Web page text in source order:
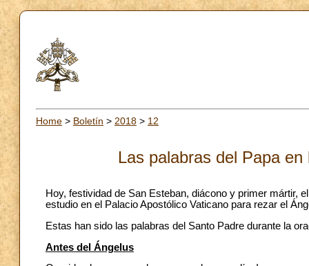
Home > Boletín > 2018 > 12
Las palabras del Papa
Hoy, festividad de San Esteban, diácono y primer
estudio en el Palacio Apostólico Vaticano para rezar el
Estas han sido las palabras del Santo Padre durante la
Antes del Ángelus